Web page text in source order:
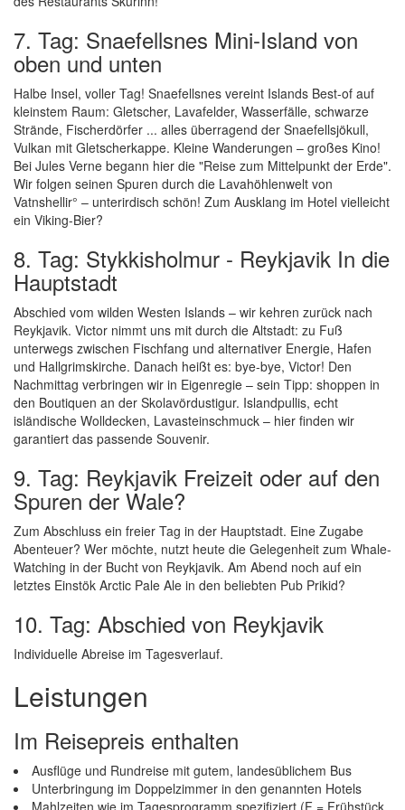
7. Tag: Snaefellsnes Mini-Island von
oben und unten
Halbe Insel, voller Tag! Snaefellsnes vereint Islands Best-of auf
kleinstem Raum: Gletscher, Lavafelder, Wasserfälle, schwarze
Strände, Fischerdörfer ... alles überragend der Snaefellsjökull,
Vulkan mit Gletscherkappe. Kleine Wanderungen – großes Kino!
Bei Jules Verne begann hier die "Reise zum Mittelpunkt der Erde".
Wir folgen seinen Spuren durch die Lavahöhlenwelt von
Vatnshellir° – unterirdisch schön! Zum Ausklang im Hotel vielleicht
ein Viking-Bier?
8. Tag: Stykkisholmur - Reykjavik In die
Hauptstadt
Abschied vom wilden Westen Islands – wir kehren zurück nach
Reykjavik. Victor nimmt uns mit durch die Altstadt: zu Fuß
unterwegs zwischen Fischfang und alternativer Energie, Hafen
und Hallgrimskirche. Danach heißt es: bye-bye, Victor! Den
Nachmittag verbringen wir in Eigenregie – sein Tipp: shoppen in
den Boutiquen an der Skolavördustigur. Islandpullis, echt
isländische Wolldecken, Lavasteinschmuck – hier finden wir
garantiert das passende Souvenir.
9. Tag: Reykjavik Freizeit oder auf den
Spuren der Wale?
Zum Abschluss ein freier Tag in der Hauptstadt. Eine Zugabe
Abenteuer? Wer möchte, nutzt heute die Gelegenheit zum Whale-
Watching in der Bucht von Reykjavik. Am Abend noch auf ein
letztes Einstök Arctic Pale Ale in den beliebten Pub Prikid?
10. Tag: Abschied von Reykjavik
Individuelle Abreise im Tagesverlauf.
Leistungen
Im Reisepreis enthalten
Ausflüge und Rundreise mit gutem, landesüblichem Bus
Unterbringung im Doppelzimmer in den genannten Hotels